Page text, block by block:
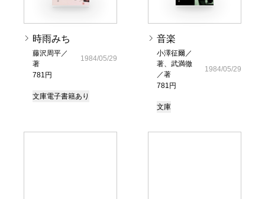
時雨みち
藤沢周平／
著
781円
1984/05/29
文庫電子書籍あり
音楽
小澤征爾／
著、武満徹
／著
781円
1984/05/29
文庫